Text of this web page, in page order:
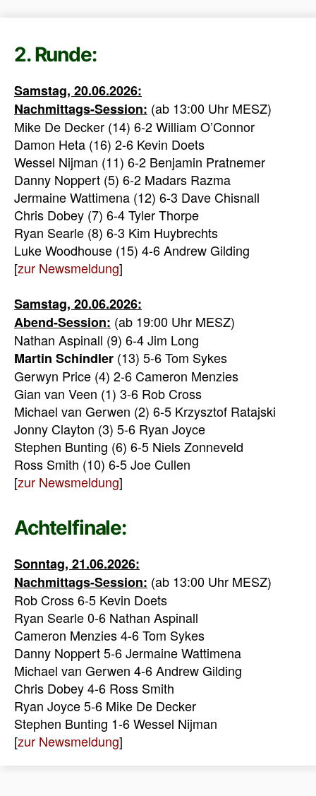
2. Runde:
Samstag, 20.06.2026:
Nachmittags-Session: (ab 13:00 Uhr MESZ)
Mike De Decker (14) 6-2 William O’Connor
Damon Heta (16) 2-6 Kevin Doets
Wessel Nijman (11) 6-2 Benjamin Pratnemer
Danny Noppert (5) 6-2 Madars Razma
Jermaine Wattimena (12) 6-3 Dave Chisnall
Chris Dobey (7) 6-4 Tyler Thorpe
Ryan Searle (8) 6-3 Kim Huybrechts
Luke Woodhouse (15) 4-6 Andrew Gilding
[zur Newsmeldung]
Samstag, 20.06.2026:
Abend-Session: (ab 19:00 Uhr MESZ)
Nathan Aspinall (9) 6-4 Jim Long
Martin Schindler (13) 5-6 Tom Sykes
Gerwyn Price (4) 2-6 Cameron Menzies
Gian van Veen (1) 3-6 Rob Cross
Michael van Gerwen (2) 6-5 Krzysztof Ratajski
Jonny Clayton (3) 5-6 Ryan Joyce
Stephen Bunting (6) 6-5 Niels Zonneveld
Ross Smith (10) 6-5 Joe Cullen
[zur Newsmeldung]
Achtelfinale:
Sonntag, 21.06.2026:
Nachmittags-Session: (ab 13:00 Uhr MESZ)
Rob Cross 6-5 Kevin Doets
Ryan Searle 0-6 Nathan Aspinall
Cameron Menzies 4-6 Tom Sykes
Danny Noppert 5-6 Jermaine Wattimena
Michael van Gerwen 4-6 Andrew Gilding
Chris Dobey 4-6 Ross Smith
Ryan Joyce 5-6 Mike De Decker
Stephen Bunting 1-6 Wessel Nijman
[zur Newsmeldung]